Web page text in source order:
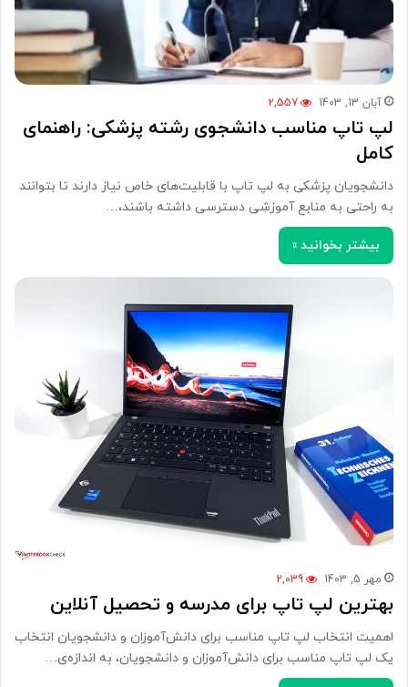
آبان 13, 1403 2,557
لپ تاپ مناسب دانشجوی رشته پزشکی: راهنمای
کامل
دانشجویان پزشکی به لپ تاپ با قابلیت‌های خاص نیاز دارند تا بتوانند
به راحتی به منابع آموزشی دسترسی داشته باشند،…
بیشتر بخوانید »
مهر 5, 1403 2,039
بهترین لپ تاپ برای مدرسه و تحصیل آنلاین
اهمیت انتخاب لپ تاپ مناسب برای دانش‌آموزان و دانشجویان انتخاب
یک لپ تاپ مناسب برای دانش‌آموزان و دانشجویان، به اندازه‌ی…